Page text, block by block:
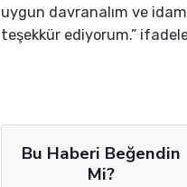
uygun davranalım ve
teşekkür ediyorum.”
Bu Haberi Beğendin
Mi?